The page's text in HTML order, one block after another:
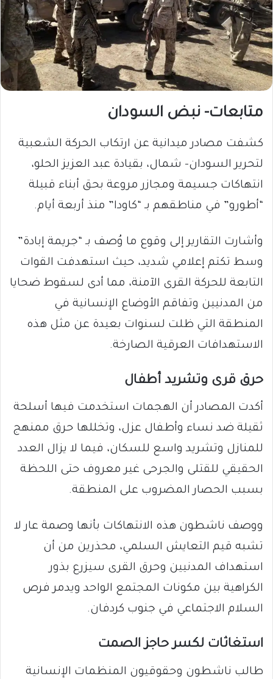
متابعات- نبض السودان
كشفت مصادر ميدانية عن ارتكاب الحركة الشعبية
لتحرير السودان- شمال، بقيادة عبد العزيز الحلو،
انتهاكات جسيمة ومجازر مروعة بحق أبناء قبيلة
“أطورو” في مناطقهم بـ “كاودا” منذ أربعة أيام.
وأشارت التقارير إلى وقوع ما وُصف بـ “جريمة إبادة”
وسط تكتم إعلامي شديد، حيث استهدفت القوات
التابعة للحركة القرى الآمنة، مما أدى لسقوط ضحايا
من المدنيين وتفاقم الأوضاع الإنسانية في
المنطقة التي ظلت لسنوات بعيدة عن مثل هذه
الاستهدافات العرقية الصارخة.
حرق قرى وتشريد أطفال
أكدت المصادر أن الهجمات استخدمت فيها أسلحة
ثقيلة ضد نساء وأطفال عزل، وتخللها حرق ممنهج
للمنازل وتشريد واسع للسكان، فيما لا يزال العدد
الحقيقي للقتلى والجرحى غير معروف حتى اللحظة
بسبب الحصار المضروب على المنطقة.
ووصف ناشطون هذه الانتهاكات بأنها وصمة عار لا
تشبه قيم التعايش السلمي، محذرين من أن
استهداف المدنيين وحرق القرى سيزرع بذور
الكراهية بين مكونات المجتمع الواحد ويدمر فرص
السلام الاجتماعي في جنوب كردفان.
استغاثات لكسر حاجز الصمت
طالب ناشطون وحقوقيون المنظمات الإنسانية